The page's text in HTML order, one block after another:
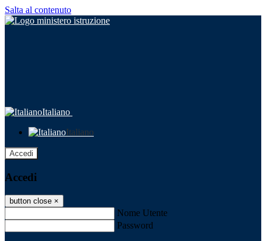
Salta al contenuto
Italiano
Italiano
Accedi
Accedi
button close ×
Nome Utente
Password